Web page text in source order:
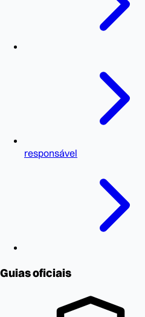
responsável
Guias oficiais